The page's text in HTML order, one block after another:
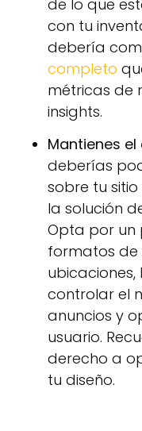
de lo que
con tu
debería
completo
métricas de
insights.
Mantienes
deberías
sobre tu
la solución
Opta por un
formatos de
controlar el
anuncios y
usuario.
derecho a
tu diseño.